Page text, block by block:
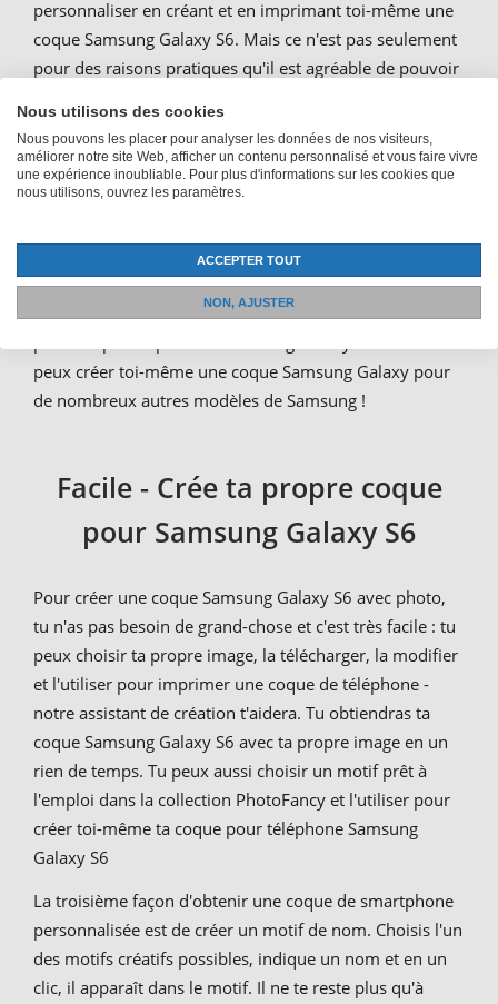
personnaliser en créant et en imprimant toi-même une
coque Samsung Galaxy S6. Mais ce n'est pas seulement
pour des raisons pratiques qu'il est agréable de pouvoir
Si tu es souvent en déplacement, tu auras toujours ton
Galaxy S6 avec toi - et avec une photo personnelle sur
bien tu exprimes qui tu es et ce que tu aimes avec la
coque photo. Du motif floral au logo de ton club, nous
pouvons imprimer tout ce que tu veux sur ta coque
peux créer toi-même une coque Samsung Galaxy pour
de nombreux autres modèles de Samsung !
Facile - Crée ta propre coque
pour Samsung Galaxy S6
Pour créer une coque Samsung Galaxy S6 avec photo,
tu n'as pas besoin de grand-chose et c'est très facile : tu
peux choisir ta propre image, la télécharger, la modifier
et l'utiliser pour imprimer une coque de téléphone -
notre assistant de création t'aidera. Tu obtiendras ta
coque Samsung Galaxy S6 avec ta propre image en un
rien de temps. Tu peux aussi choisir un motif prêt à
l'emploi dans la collection PhotoFancy et l'utiliser pour
créer toi-même ta coque pour téléphone Samsung
Galaxy S6
La troisième façon d'obtenir une coque de smartphone
personnalisée est de créer un motif de nom. Choisis l'un
des motifs créatifs possibles, indique un nom et en un
clic, il apparaît dans le motif. Il ne te reste plus qu'à
Nous utilisons des cookies
Nous pouvons les placer pour analyser les données de nos visiteurs,
améliorer notre site Web, afficher un contenu personnalisé et vous faire vivre
une expérience inoubliable. Pour plus d'informations sur les cookies que
nous utilisons, ouvrez les paramètres.
ACCEPTER TOUT
NON, AJUSTER